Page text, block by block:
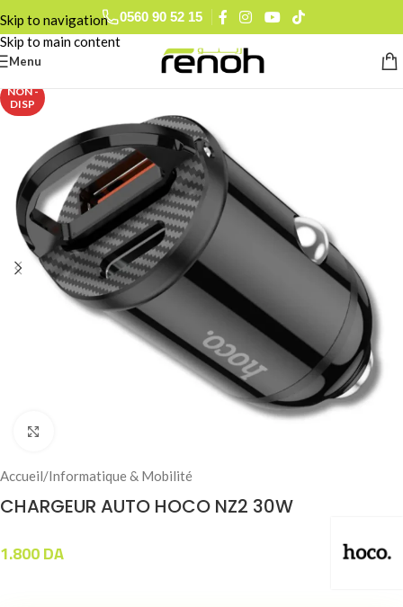
Skip to navigation
Skip to main content
0560 90 52 15
Menu
NON -
DISP
Accueil/Informatique & Mobilité
CHARGEUR AUTO HOCO NZ2 30W
1.800DA